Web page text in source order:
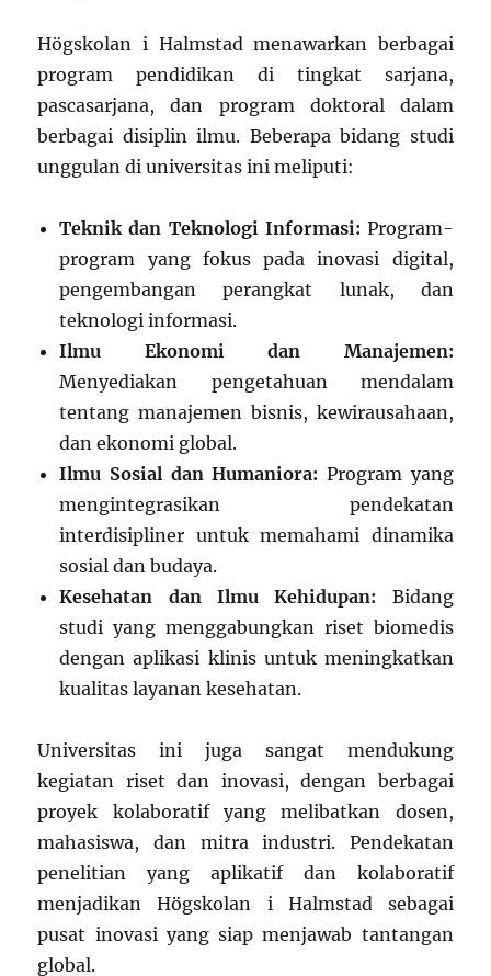
Högskolan i Halmstad menawarkan berbagai
program pendidikan di tingkat sarjana,
pascasarjana, dan program doktoral dalam
berbagai disiplin ilmu. Beberapa bidang studi
unggulan di universitas ini meliputi:
Teknik dan Teknologi Informasi: Program-
program yang fokus pada inovasi digital,
pengembangan perangkat lunak, dan
teknologi informasi.
Ilmu Ekonomi dan Manajemen:
Menyediakan pengetahuan mendalam
tentang manajemen bisnis, kewirausahaan,
dan ekonomi global.
Ilmu Sosial dan Humaniora: Program yang
mengintegrasikan pendekatan
interdisipliner untuk memahami dinamika
sosial dan budaya.
Kesehatan dan Ilmu Kehidupan: Bidang
studi yang menggabungkan riset biomedis
dengan aplikasi klinis untuk meningkatkan
kualitas layanan kesehatan.
Universitas ini juga sangat mendukung
kegiatan riset dan inovasi, dengan berbagai
proyek kolaboratif yang melibatkan dosen,
mahasiswa, dan mitra industri. Pendekatan
penelitian yang aplikatif dan kolaboratif
menjadikan Högskolan i Halmstad sebagai
pusat inovasi yang siap menjawab tantangan
global.